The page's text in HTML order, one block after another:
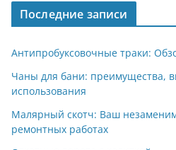
a
m
A
p
p
kl
a
ss
ni
Последние записи
Антипробуксовочные траки:
Чаны для бани: преимущества,
использования
Малярный скотч: Ваш
ремонтных работах